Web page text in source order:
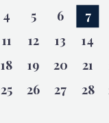
4 5 6 7
11 12 13 14
18 19 20 21
25 26 27 28